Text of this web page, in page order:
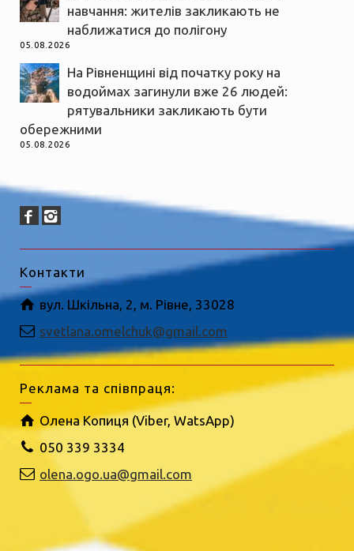
навчання: жителів закликають не
наближатися до полігону
05.08.2026
На Рівненщині від початку року на
водоймах загинули вже 26 людей:
рятувальники закликають бути
обережними
05.08.2026
Контакти
вул. Шкільна, 2, м. Рівне, 33028
svetlana.omelchuk@gmail.com
Реклама та співпраця:
Олена Копиця (Viber, WatsApp)
050 339 3334
olena.ogo.ua@gmail.com